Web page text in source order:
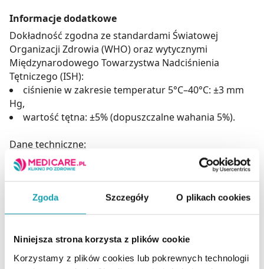
Zgoda Szczegóły O plikach cookies
Niniejsza strona korzysta z plików cookie
Korzystamy z plików cookies lub pokrewnych technologii
Informacje dodatkowe
Dokładność zgodna ze standardami Światowej
Organizacji Zdrowia (WHO) oraz wytycznymi
Międzynarodowego Towarzystwa Nadciśnienia
Tętniczego (ISH):
ciśnienie w zakresie temperatur 5°C–40°C: ±3 mm
Hg,
wartość tętna: ±5% (dopuszczalne wahania 5%).
Dane techniczne:
Wielkość urządzenia: 99 x 137 x 45 mm.
Cyfrowy wyświetlacz o przekątnej: 3,6” (9 cm).
Wielkość cyfr na wyświetlaczu: 3 cm.
Długość mankietu: 22-36 cm.
Zasilanie: 4 baterie 1,5V AAA (niezałączone) – ok. 300
Automatyczny wyłącznik i funkcja oszczędzania
energii.